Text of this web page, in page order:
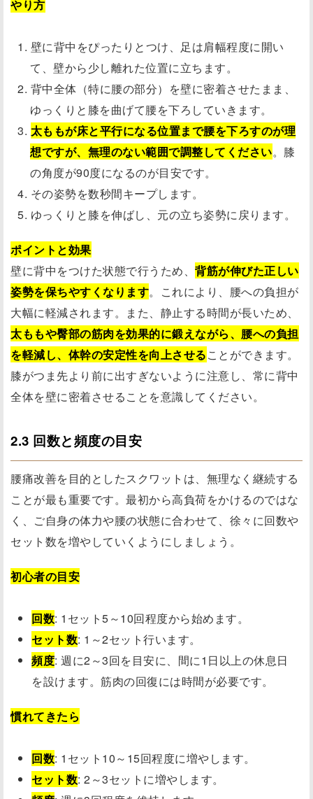
やり方
壁に背中をぴったりとつけ、足は肩幅程度に開い
て、壁から少し離れた位置に立ちます。
背中全体（特に腰の部分）を壁に密着させたまま、
ゆっくりと膝を曲げて腰を下ろしていきます。
太ももが床と平行になる位置まで腰を下ろすのが理
想ですが、無理のない範囲で調整してください。膝
の角度が90度になるのが目安です。
その姿勢を数秒間キープします。
ゆっくりと膝を伸ばし、元の立ち姿勢に戻ります。
ポイントと効果
壁に背中をつけた状態で行うため、 背筋が伸びた正しい
姿勢を保ちやすくなります。これにより、腰への負担が
大幅に軽減されます。また、静止する時間が長いため、
太ももや臀部の筋肉を効果的に鍛えながら、腰への負担
を軽減し、体幹の安定性を向上させることができます。
膝がつま先より前に出すぎないように注意し、常に背中
全体を壁に密着させることを意識してください。
2.3 回数と頻度の目安
腰痛改善を目的としたスクワットは、無理なく継続する
ことが最も重要です。最初から高負荷をかけるのではな
く、ご自身の体力や腰の状態に合わせて、徐々に回数や
セット数を増やしていくようにしましょう。
初心者の目安
回数: 1セット5～10回程度から始めます。
セット数: 1～2セット行います。
頻度: 週に2～3回を目安に、間に1日以上の休息日
を設けます。筋肉の回復には時間が必要です。
慣れてきたら
回数: 1セット10～15回程度に増やします。
セット数: 2～3セットに増やします。